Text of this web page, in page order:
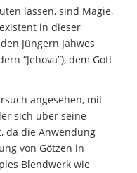
lassen, sind Magie,
in dieser
Jüngern Jahwes
“Jehova”), dem Gott
angesehen, mit
sich über seine
da die Anwendung
von Götzen in
Blendwerk wie